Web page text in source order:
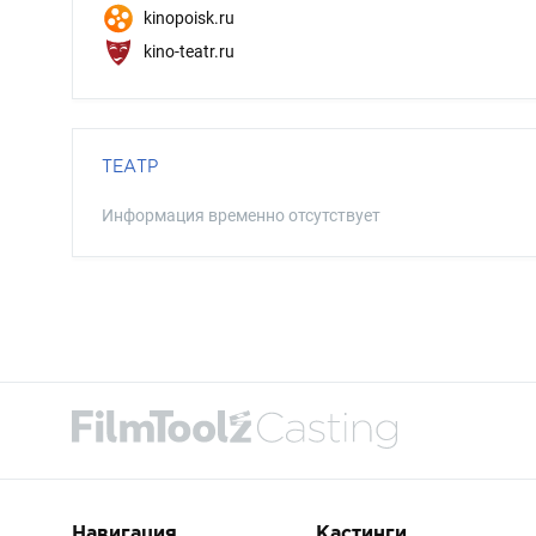
kinopoisk.ru
kino-teatr.ru
ТЕАТР
Информация временно отсутствует